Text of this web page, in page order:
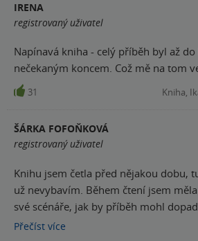
IRENA
registrovaný uživatel
Napínavá kniha - celý příběh byl až
nečekaným koncem. Což mě na tom
31 Kniha,
ŠÁRKA FOFOŇKOVÁ
registrovaný uživatel
Knihu jsem četla před nějakou dobu, tudíž úplné detaily si
už nevybavím. Během čtení jsem
své scénáře, jak by příběh mohl
podání autorky byl šokující. Knihu
Přečíst více